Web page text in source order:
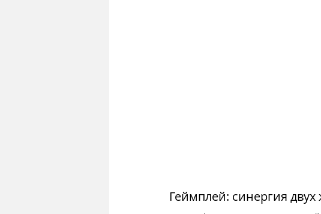
Геймплей: синергия